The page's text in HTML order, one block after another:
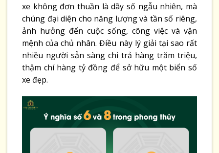
xe không đơn thuần là dãy số ngẫu nhiên, mà
chúng đại diện cho năng lượng và tần số riêng,
ảnh hưởng đến cuộc sống, công việc và vận
mệnh của chủ nhân. Điều này lý giải tại sao rất
nhiều người sẵn sàng chi trả hàng trăm triệu,
thậm chí hàng tỷ đồng để sở hữu một biển số
xe đẹp.